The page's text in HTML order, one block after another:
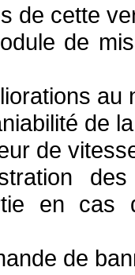
de cette
de
au
de
de
en cas
de